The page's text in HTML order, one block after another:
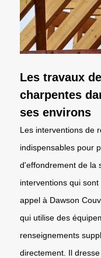
Les travaux
charpentes
ses environs
Les interventions de
indispensables pour
d'effondrement de la
interventions qui
appel à Dawson
qui utilise des
renseignements
directement. Il